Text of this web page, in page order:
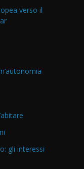
verso il
gli interessi